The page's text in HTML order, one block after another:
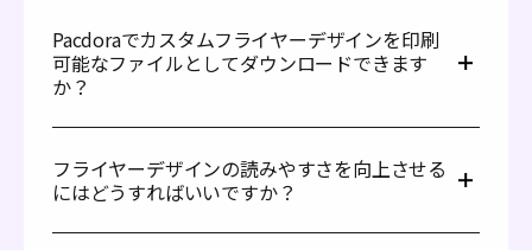
Pacdoraでカスタムフライヤーデザインを印刷
可能なファイルとしてダウンロードできます
か？
像、MP4動画、共有リンク、PDF、DXFなど様々な形式で
エクスポートできます。その中でもPDFとDXF形式はプロ
フェッショナルな印刷に最適です。これらの形式は印刷後
フライヤーデザインの読みやすさを向上させる
にはどうすればいいですか？